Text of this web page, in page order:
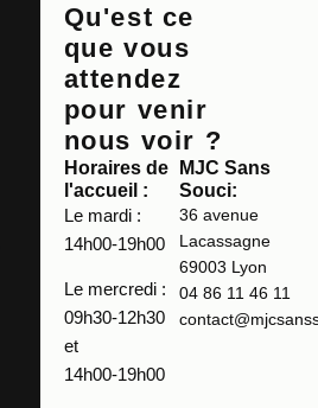
Qu'est ce
que vous
attendez
pour venir
nous voir ?
Horaires de
l'accueil :
Le mardi :
14h00-19h00
Le mercredi :
09h30-12h30
et
14h00-19h00
MJC Sans
Souci:
36 avenue
Lacassagne
69003 Lyon
04 86 11 46 11